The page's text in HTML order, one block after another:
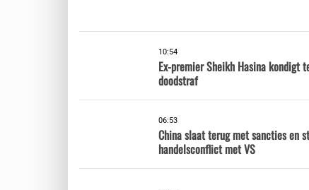
10:54
Ex-premier Sheikh Hasina kondigt
doodstraf
06:53
China slaat terug met sancties en
handelsconflict met VS